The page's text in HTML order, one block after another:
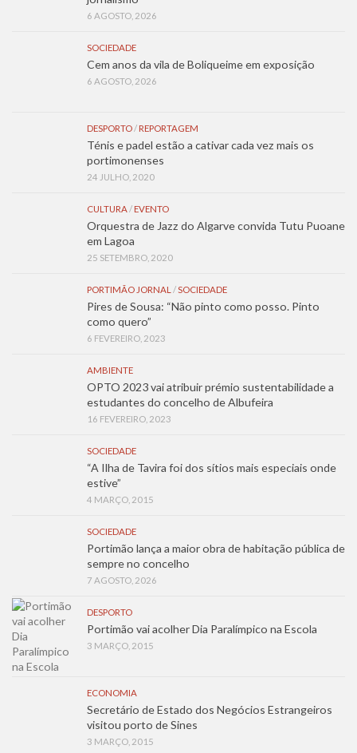
6 AGOSTO, 2026
SOCIEDADE
Cem anos da vila de Boliqueime em exposição
6 AGOSTO, 2026
DESPORTO/ REPORTAGEM
Ténis e padel estão a cativar cada vez mais os
portimonenses
24 JULHO, 2020
CULTURA/ EVENTO
Orquestra de Jazz do Algarve convida Tutu Puoane
em Lagoa
25 SETEMBRO, 2020
PORTIMÃO JORNAL /SOCIEDADE
Pires de Sousa: “Não pinto como posso. Pinto
como quero”
6 FEVEREIRO, 2023
AMBIENTE
OPTO 2023 vai atribuir prémio sustentabilidade a
estudantes do concelho de Albufeira
16 FEVEREIRO, 2023
SOCIEDADE
“A Ilha de Tavira foi dos sítios mais especiais onde
estive”
4 MARÇO, 2015
SOCIEDADE
Portimão lança a maior obra de habitação pública de
sempre no concelho
7 AGOSTO, 2026
DESPORTO
Portimão vai acolher Dia Paralímpico na Escola
3 MARÇO, 2015
ECONOMIA
Secretário de Estado dos Negócios Estrangeiros
visitou porto de Sines
3 MARÇO, 2015